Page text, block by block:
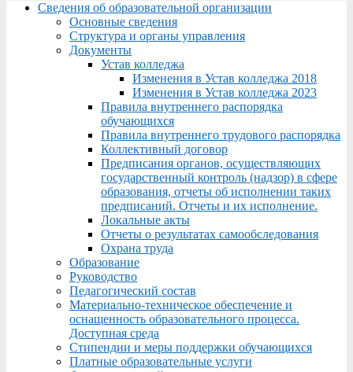
Menu
Сведения об образовательной организации
Основные сведения
Структура и органы управления
Документы
Устав колледжа
Изменения в Устав колледжа 2018
Изменения в Устав колледжа 2023
Правила внутреннего распорядка
обучающихся
Правила внутреннего трудового распорядка
Коллективный договор
Предписания органов, осуществляющих
государственный контроль (надзор) в сфере
образования, отчеты об исполнении таких
предписаний. Отчеты и их исполнение.
Локальные акты
Отчеты о результатах самообследования
Охрана труда
Образование
Руководство
Педагогический состав
Материально-техническое обеспечение и
оснащенность образовательного процесса.
Доступная среда
Стипендии и меры поддержки обучающихся
Платные образовательные услуги